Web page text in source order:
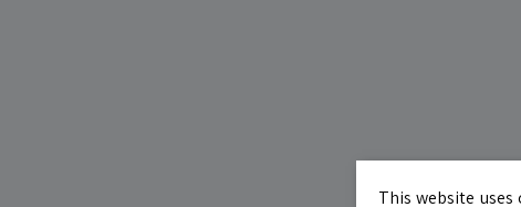
This website